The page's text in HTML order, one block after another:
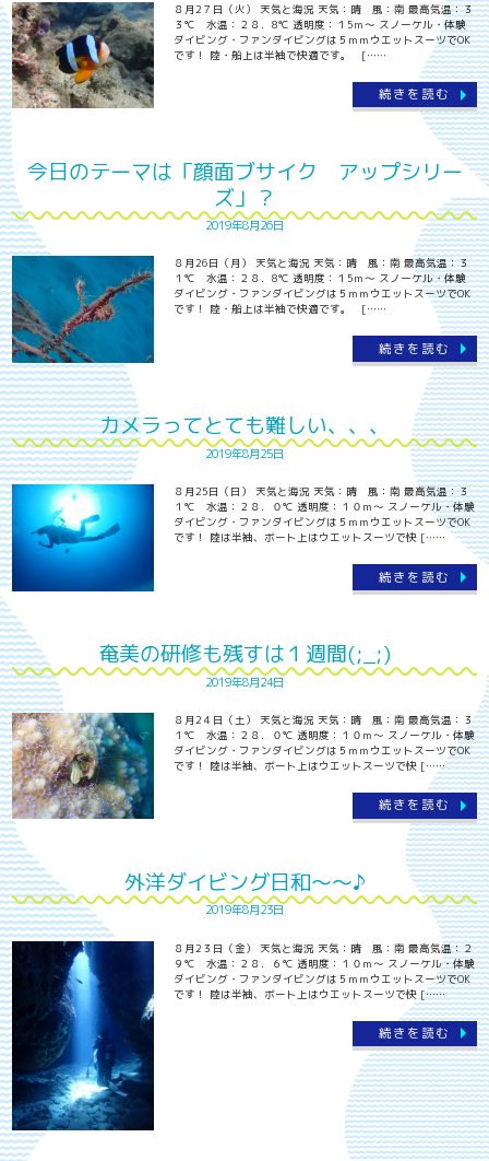
８月2７日（火） 天気と海況 天気：晴 風：南 最高気温：３
３℃ 水温：２８．8℃ 透明度：１5ｍ～ スノーケル・体験
ダイビング・ファンダイビングは５ｍｍウエットスーツでOK
です！ 陸・船上は半袖で快適です。 [……
続きを読む
今日のテーマは「顔面ブサイク アップシリー
ズ」？
2019年8月26日
８月26日（月） 天気と海況 天気：晴 風：南 最高気温：３
１℃ 水温：２８．8℃ 透明度：１5ｍ～ スノーケル・体験
ダイビング・ファンダイビングは５ｍｍウエットスーツでOK
です！ 陸・船上は半袖で快適です。 [……
続きを読む
カメラってとても難しい、、、
2019年8月25日
８月25日（日） 天気と海況 天気：晴 風：南 最高気温：３
１℃ 水温：２８．０℃ 透明度：１０ｍ～ スノーケル・体験
ダイビング・ファンダイビングは５ｍｍウエットスーツでOK
です！ 陸は半袖、ボート上はウエットスーツで快 [……
続きを読む
奄美の研修も残すは１週間(;_;)
2019年8月24日
８月2４日（土） 天気と海況 天気：晴 風：南 最高気温：３
１℃ 水温：２８．０℃ 透明度：１０ｍ～ スノーケル・体験
ダイビング・ファンダイビングは５ｍｍウエットスーツでOK
です！ 陸は半袖、ボート上はウエットスーツで快 [……
続きを読む
外洋ダイビング日和～～♪
2019年8月23日
８月2３日（金） 天気と海況 天気：晴 風：南 最高気温：２
９℃ 水温：２８．６℃ 透明度：１０ｍ～ スノーケル・体験
ダイビング・ファンダイビングは５ｍｍウエットスーツでOK
です！ 陸は半袖、ボート上はウエットスーツで快 [……
続きを読む